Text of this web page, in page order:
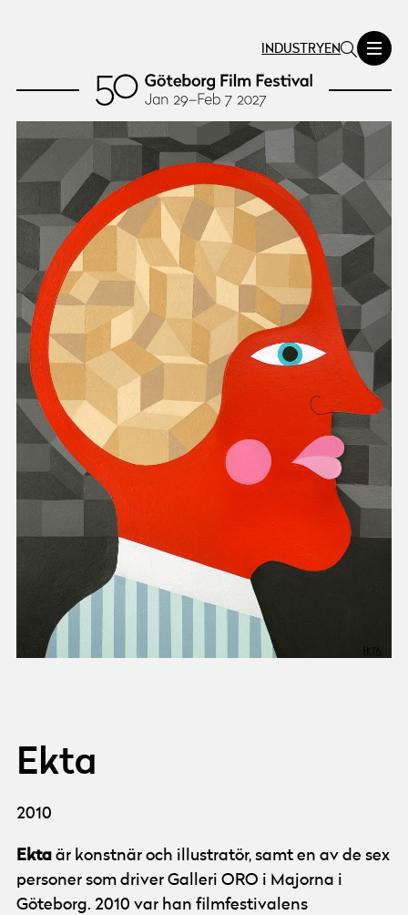
INDUSTRY EN
Ekta
2010
Ekta är konstnär och illustratör, samt en av de sex
personer som driver Galleri ORO i Majorna i
Göteborg. 2010 var han filmfestivalens